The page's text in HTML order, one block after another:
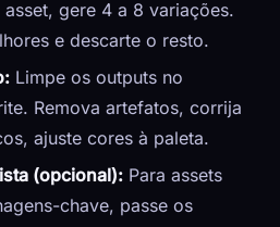
asset, gere 4 a 8 variações.
e descarte o resto.
Limpe os outputs no
Remova artefatos, corrija
ajuste cores à paleta.
(opcional): Para assets
chave, passe os